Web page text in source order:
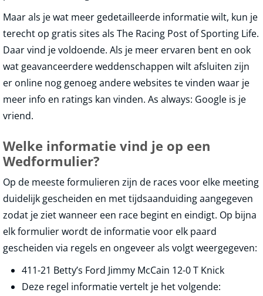
Maar als je wat meer gedetailleerde informatie wilt, kun je
terecht op gratis sites als The Racing Post of Sporting Life.
Daar vind je voldoende. Als je meer ervaren bent en ook
wat geavanceerdere weddenschappen wilt afsluiten zijn
er online nog genoeg andere websites te vinden waar je
meer info en ratings kan vinden. As always: Google is je
vriend.
Welke informatie vind je op een
Wedformulier?
Op de meeste formulieren zijn de races voor elke meeting
duidelijk gescheiden en met tijdsaanduiding aangegeven
zodat je ziet wanneer een race begint en eindigt. Op bijna
elk formulier wordt de informatie voor elk paard
gescheiden via regels en ongeveer als volgt weergegeven:
411-21 Betty’s Ford Jimmy McCain 12-0 T Knick
Deze regel informatie vertelt je het volgende: